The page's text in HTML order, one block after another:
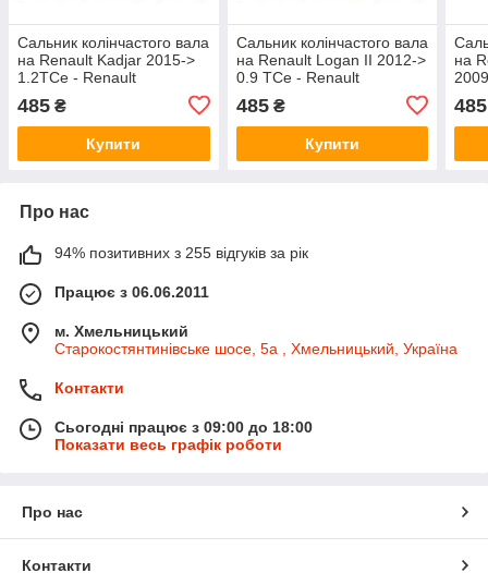
Сальник колінчастого вала
на Renault Kadjar 2015->
1.2TCe - Renault
(Оригинал) - 135106067R
485 ₴
Купити
Сальник колінчастого вала
на Renault Logan II 2012->
0.9 TCe - Renault
(Оригінал) - 135106067R
485₴
Купити
на
485
Про нас
94% позитивних з 255 відгуків за рік
Працює з 06.06.2011
м. Хмельницький
Старокостянтинівське шосе, 5а , Хмельницький, Україна
Контакти
Сьогодні працює з 09:00 до 18:00
Показати весь графік роботи
Про нас
Контакти